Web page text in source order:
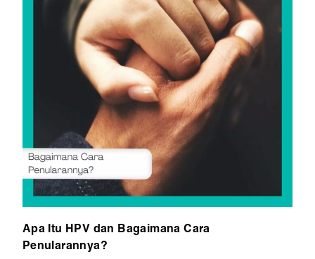
Apa Itu HPV dan Bagaimana Cara
Penularannya?